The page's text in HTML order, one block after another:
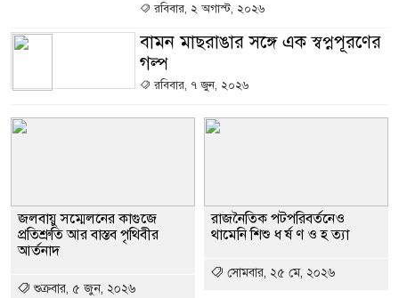
রবিবার, ২ অগাস্ট, ২০২৬
বামন মাছরাঙার সঙ্গে এক স্বপ্নপূরণের
গল্প
রবিবার, ৭ জুন, ২০২৬
জলবায়ু সম্মেলনের কাগুজে
প্রতিশ্রুতি আর বাস্তব পৃথিবীর
আর্তনাদ
শুক্রবার, ৫ জুন, ২০২৬
রাজনৈতিক পটপরিবর্তনেও
থামেনি শিশু ধ র্ষ ণ ও হ ত্যা
সোমবার, ২৫ মে, ২০২৬